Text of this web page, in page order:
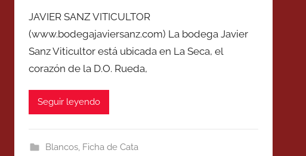
JAVIER SANZ VITICULTOR
(www.bodegajaviersanz.com) La bodega Javier
Sanz Viticultor está ubicada en La Seca, el
corazón de la D.O. Rueda,
Seguir leyendo
Blancos, Ficha de Cata